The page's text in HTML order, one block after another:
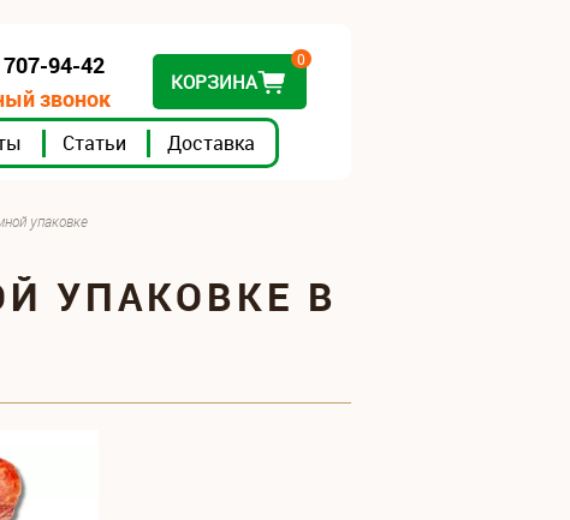
Статьи Доставка
94-42
звонок
КОРЗИНА
0
упаковке
УПАКОВКЕ В